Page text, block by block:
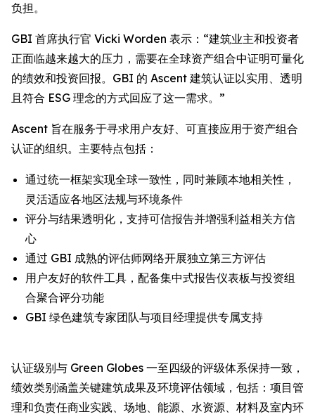
负担。
GBI 首席执行官 Vicki Worden 表示：“建筑业主和投资者
正面临越来越大的压力，需要在全球资产组合中证明可量化
的绩效和投资回报。GBI 的 Ascent 建筑认证以实用、透明
且符合 ESG 理念的方式回应了这一需求。”
Ascent 旨在服务于寻求用户友好、可直接应用于资产组合
认证的组织。主要特点包括：
通过统一框架实现全球一致性，同时兼顾本地相关性，
灵活适应各地区法规与环境条件
评分与结果透明化，支持可信报告并增强利益相关方信
心
通过 GBI 成熟的评估师网络开展独立第三方评估
用户友好的软件工具，配备集中式报告仪表板与投资组
合聚合评分功能
GBI 绿色建筑专家团队与项目经理提供专属支持
认证级别与 Green Globes 一至四级的评级体系保持一致，
绩效类别涵盖关键建筑成果及环境评估领域，包括：项目管
理和负责任商业实践、场地、能源、水资源、材料及室内环